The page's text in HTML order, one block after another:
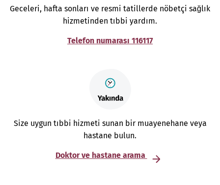
Geceleri, hafta sonları ve resmi tatillerde nöbetçi sağlık
hizmetinden tıbbi yardım.
Telefon numarası 116117
Size uygun tıbbi hizmeti sunan bir muayenehane veya
hastane bulun.
Doktor ve hastane arama